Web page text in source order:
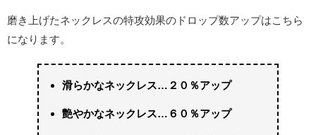
磨き上げたネックレスの特攻効果のドロップ数アップはこちら
になります。
滑らかなネックレス…２０％アップ
艶やかなネックレス…６０％アップ